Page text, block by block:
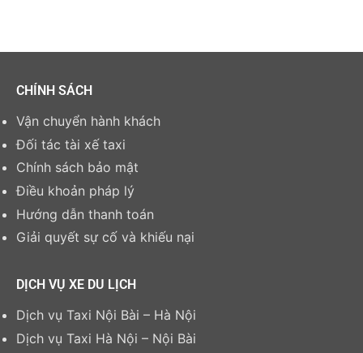
CHÍNH SÁCH
Vận chuyển hành khách
Đối tác tài xế taxi
Chính sách bảo mật
Điều khoản pháp lý
Hướng dẫn thanh toán
Giải quyết sự cố và khiếu nại
DỊCH VỤ XE DU LỊCH
Dịch vụ Taxi Nội Bài – Hà Nội
Dịch vụ Taxi Hà Nội – Nội Bài